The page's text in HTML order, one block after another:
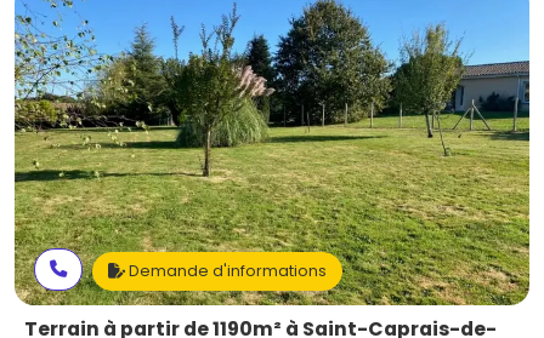
Demande d'informations
Terrain à partir de 1190m² à Saint-Caprais-de-